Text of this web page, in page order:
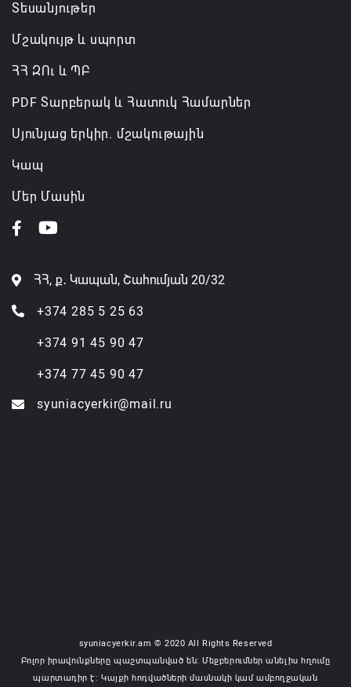
Տեսանյութեր
Մշակույթ և սպորտ
ՀՀ ԶՈւ և ՊԲ
PDF Տարբերակ և Հատուկ Համարներ
Սյունյաց երկիր. մշակութային
Կապ
Մեր Մասին
ՀՀ, ք․ Կապան, Շահումյան 20/32
+374 285 5 25 63
+374 91 45 90 47
+374 77 45 90 47
syuniacyerkir@mail.ru
syuniacyerkir.am © 2020 All Rights Reserved
Բոլոր իրավունքները պաշտպանված են: Մեջբերումներ անելիս հղումը
պարտադիր է: Կայքի հոդվածների մասնակի կամ ամբողջական